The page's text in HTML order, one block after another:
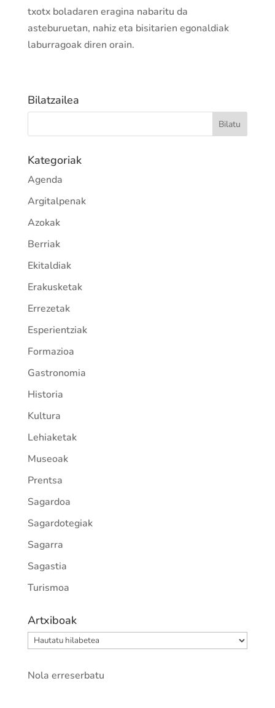
txotx boladaren eragina nabaritu da
asteburuetan, nahiz eta bisitarien egonaldiak
laburragoak diren orain.
Bilatzailea
Kategoriak
Agenda
Argitalpenak
Azokak
Berriak
Ekitaldiak
Erakusketak
Errezetak
Esperientziak
Formazioa
Gastronomia
Historia
Kultura
Lehiaketak
Museoak
Prentsa
Sagardoa
Sagardotegiak
Sagarra
Sagastia
Turismoa
Artxiboak
Artxiboak
Nola erreserbatu